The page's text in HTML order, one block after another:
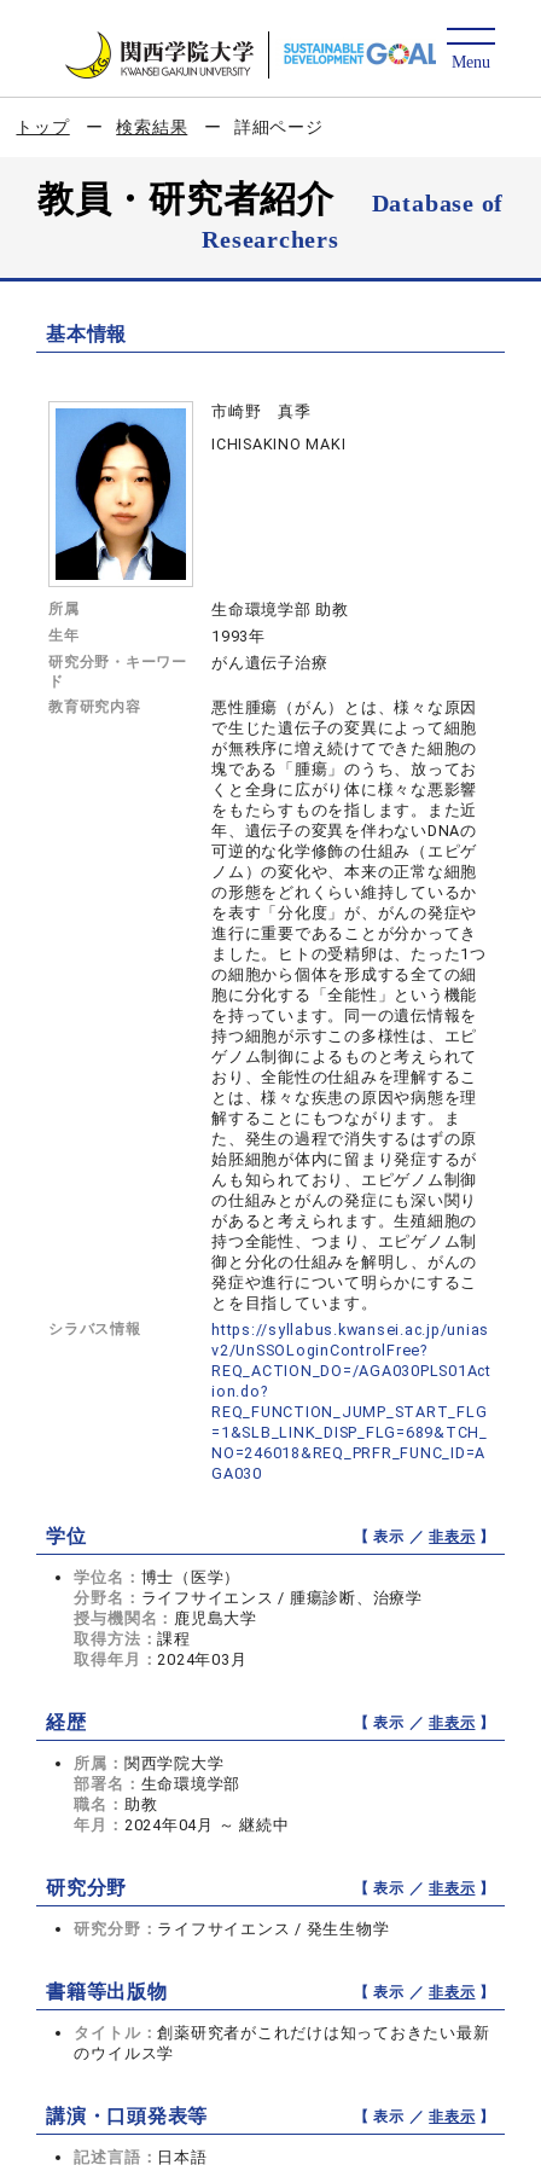
トップ 検索結果 詳細ページ
教員・研究者紹介
Database of
Researchers
基本情報
市崎野 真季
ICHISAKINO MAKI
所属 生命環境学部 助教
生年 1993年
研究分野・キーワー
ド
がん遺伝子治療
教育研究内容
悪性腫瘍（がん）とは、様々な原因
で生じた遺伝子の変異によって細胞
が無秩序に増え続けてできた細胞の
塊である「腫瘍」のうち、放ってお
くと全身に広がり体に様々な悪影響
をもたらすものを指します。また近
年、遺伝子の変異を伴わないDNAの
可逆的な化学修飾の仕組み（エピゲ
ノム）の変化や、本来の正常な細胞
の形態をどれくらい維持しているか
を表す「分化度」が、がんの発症や
進行に重要であることが分かってき
ました。ヒトの受精卵は、たった1つ
の細胞から個体を形成する全ての細
胞に分化する「全能性」という機能
を持っています。同一の遺伝情報を
持つ細胞が示すこの多様性は、エピ
ゲノム制御によるものと考えられて
おり、全能性の仕組みを理解するこ
とは、様々な疾患の原因や病態を理
解することにもつながります。ま
た、発生の過程で消失するはずの原
始胚細胞が体内に留まり発症するが
んも知られており、エピゲノム制御
の仕組みとがんの発症にも深い関り
があると考えられます。生殖細胞の
持つ全能性、つまり、エピゲノム制
御と分化の仕組みを解明し、がんの
発症や進行について明らかにするこ
とを目指しています。
シラバス情報
https://syllabus.kwansei.ac.jp/unias
v2/UnSSOLoginControlFree?
REQ_ACTION_DO=/AGA030PLS01Act
ion.do?
REQ_FUNCTION_JUMP_START_FLG
=1&SLB_LINK_DISP_FLG=689&TCH_
NO=246018&REQ_PRFR_FUNC_ID=A
GA030
学位 【 表示 ／非表示 】
学位名： 博士（医学）
分野名： ライフサイエンス / 腫瘍診断、治療学
授与機関名： 鹿児島大学
取得方法：課程
取得年月：2024年03月
経歴 【 表示 ／非表示 】
所属： 関西学院大学
部署名： 生命環境学部
職名： 助教
年月： 2024年04月 ～ 継続中
研究分野 【 表示 ／非表示 】
研究分野： ライフサイエンス / 発生生物学
書籍等出版物 【 表示 ／非表示 】
タイトル：創薬研究者がこれだけは知っておきたい最新
のウイルス学
講演・口頭発表等 【 表示 ／非表示 】
記述言語： 日本語